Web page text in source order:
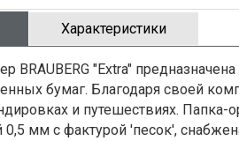
Характеристики
BRAUBERG "Extra"
бумаг. Благодаря своей
и путешествиях. Папка-
0,5 мм с фактурой 'песок',